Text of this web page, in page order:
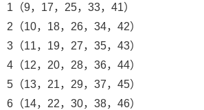
1（9，17，25，33，41）
2（10，18，26，34，42）
3（11，19，27，35，43）
4（12，20，28，36，44）
5（13，21，29，37，45）
6（14，22，30，38，46）